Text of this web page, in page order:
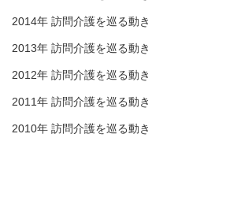
2014年 訪問介護を巡る動き
2013年 訪問介護を巡る動き
2012年 訪問介護を巡る動き
2011年 訪問介護を巡る動き
2010年 訪問介護を巡る動き